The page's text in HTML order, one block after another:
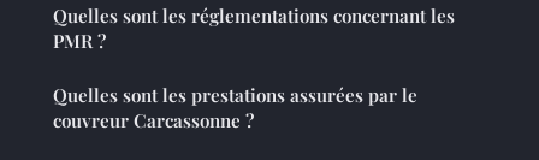
Quelles sont les réglementations concernant les
PMR ?
Quelles sont les prestations assurées par le
couvreur Carcassonne ?